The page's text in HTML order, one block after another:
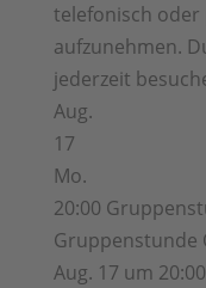
telefonisch oder
aufzunehmen.
jederzeit
Aug.
17
Mo.
20:00
Gruppenstunde
Aug. 17 um